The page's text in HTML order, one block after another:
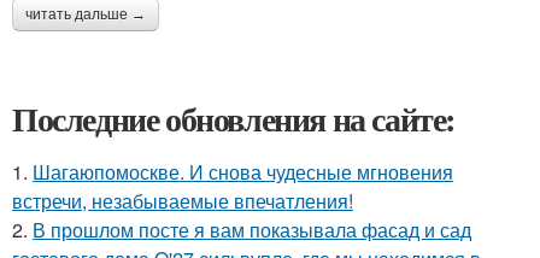
читать дальше →
Последние обновления на сайте:
1. Шагаюпомоскве. И снова чудесные мгновения
встречи, незабываемые впечатления!
2. В прошлом посте я вам показывала фасад и сад